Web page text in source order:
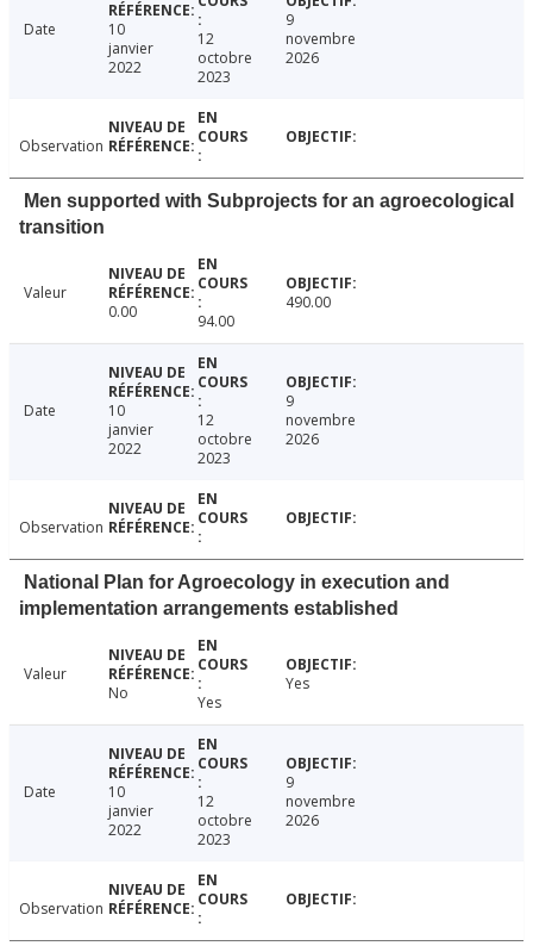
Date
10
janvier
2022
12
octobre
2023
9
novembre
2026
Observation
Men supported with Subprojects for an agroecological
transition
Valeur
0.00
94.00
490.00
Date
10
janvier
2022
12
octobre
2023
9
novembre
2026
Observation
National Plan for Agroecology in execution and
implementation arrangements established
Valeur
No
Yes
Yes
Date
10
janvier
2022
12
octobre
2023
9
novembre
2026
Observation